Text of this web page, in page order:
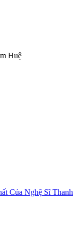
Huệ
Của Nghệ Sĩ Thanh